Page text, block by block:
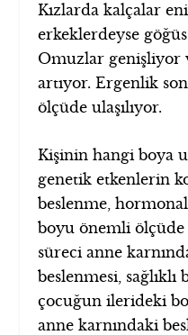
Kızlarda kalçalar
erkeklerdeyse
Omuzlar genişliyor
artıyor. Ergenlik
ölçüde ulaşılıyor.
Kişinin hangi boya
genetik etkenlerin
beslenme,
boyu önemli
süreci anne
beslenmesi,
çocuğun ilerideki
anne karnındaki